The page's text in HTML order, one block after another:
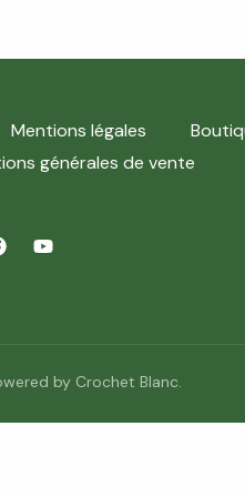
Mentions légales
générales de vente
by Crochet Blanc.